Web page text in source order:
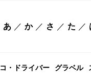
あ か さ た
コ・ドライバー グラベル